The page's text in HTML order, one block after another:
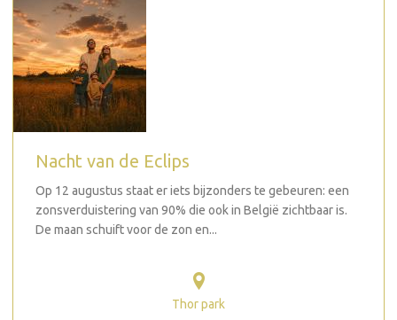
Nacht van de Eclips
Op 12 augustus staat er iets bijzonders te gebeuren: een
zonsverduistering van 90% die ook in België zichtbaar is.
De maan schuift voor de zon en...
Thor park